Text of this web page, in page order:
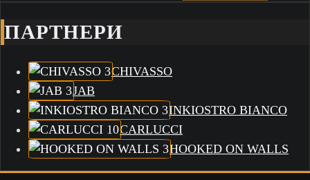
ПАРТНЕРИ
CHIVASSO
JAB
INKIOSTRO BIANCO
CARLUCCI
HOOKED ON WALLS